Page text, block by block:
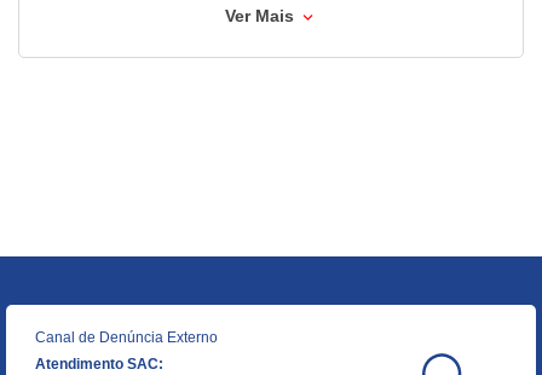
Ver Mais
Canal de Denúncia Externo
Atendimento SAC: